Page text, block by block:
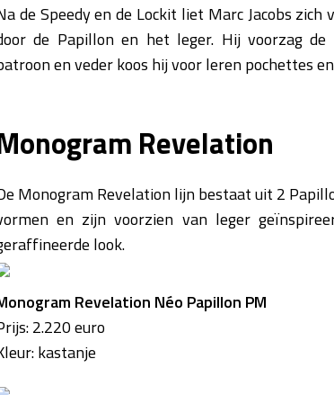
de Speedy en de Lockit liet Marc Jacobs
de Papillon en het leger. Hij voorzag
en veder koos hij voor leren pochettes
Revelation
Monogram Revelation lijn bestaat uit 2
en zijn voorzien van leger
look.
Revelation Néo Papillon PM
2.220 euro
kastanje